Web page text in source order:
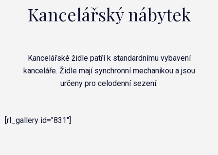
Kancelářský nábytek
Kancelářské židle patří k standardnímu vybavení
kanceláře. Židle mají synchronní mechanikou a jsou
určeny pro celodenní sezení.
[rl_gallery id="831"]